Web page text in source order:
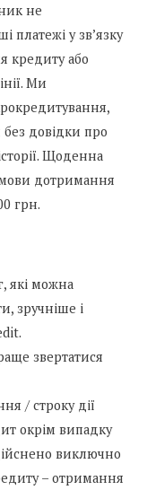
не
платежі у зв’язку
кредиту або
Ми
довідки про
Щоденна
дотримання
грн.
які можна
зручніше і
звертатися
/ строку дії
окрім випадку
виключно
– отримання